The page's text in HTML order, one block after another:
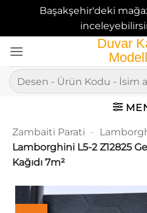
Başakşehir'deki
atla
Ara:
Zambaiti Parati -
Lamborghini L5-2 Z12825
Kağıdı 7m²